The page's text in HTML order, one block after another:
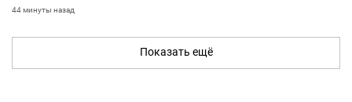
44 минуты назад
Показать ещё